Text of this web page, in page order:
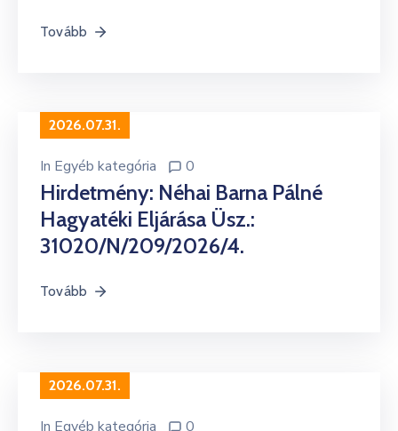
Tovább
2026.07.31.
In Egyéb kategória 0
Hirdetmény: Néhai Barna Pálné
Hagyatéki Eljárása Üsz.:
31020/N/209/2026/4.
Tovább
2026.07.31.
In Egyéb kategória 0